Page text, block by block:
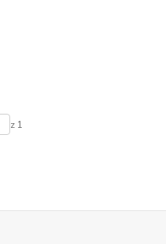
z 1